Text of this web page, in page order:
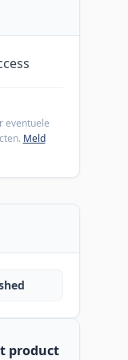
eventuele
Meld
product